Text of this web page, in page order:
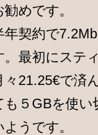
めです。
年契約で
。最初にステ
々21.25€で済
５GBを使い
うです。